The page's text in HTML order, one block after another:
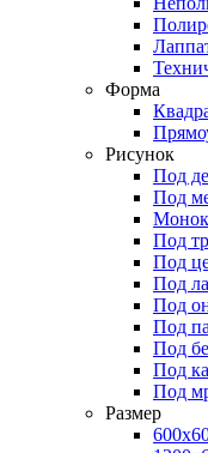
Форма
Рисунок
Под
Под
Под
Под
Под
Под
Под
Под
Под
Под
Размер